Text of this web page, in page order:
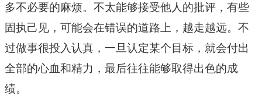
多不必要的麻烦。不太能够接受他人的批评，有些
固执己见，可能会在错误的道路上，越走越远。不
过做事很投入认真，一旦认定某个目标，就会付出
全部的心血和精力，最后往往能够取得出色的成
绩。